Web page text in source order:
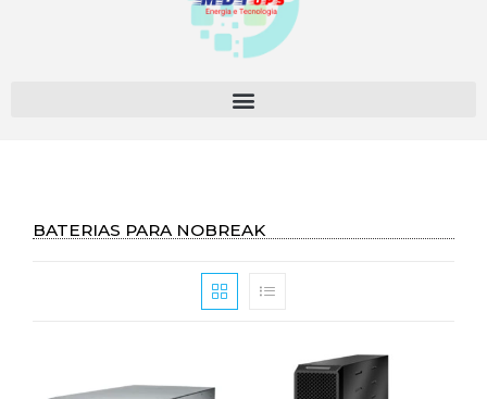
BATERIAS PARA NOBREAK